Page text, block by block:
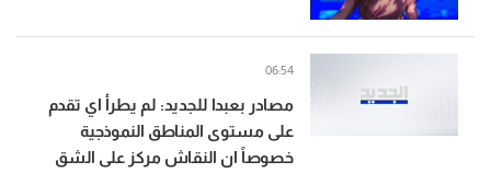
مصادر بعبدا للجديد: لم يطرأ اي تقدم
على مستوى المناطق النموذجية
خصوصاً ان النقاش مركز على الشق
06:54